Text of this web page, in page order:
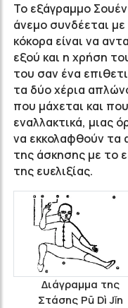
Το εξάγραμμο
άνεμο συνδέεται
κόκορα είναι να
εξού και η χρήση
του σαν ένα
τα δύο χέρια
που μάχεται και
εναλλακτικά, μιας
να εκκολαφθούν τα
της άσκησης με το
της ευελιξίας.
Διάγραμμα της
Στάσης Pū Dì Jǐn